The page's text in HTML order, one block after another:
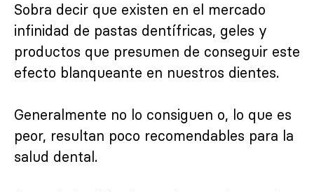
Sobra decir que existen en el mercado
infinidad de pastas dentífricas, geles y
productos que presumen de conseguir este
efecto blanqueante en nuestros dientes.
Generalmente no lo consiguen o, lo que es
peor, resultan poco recomendables para la
salud dental.